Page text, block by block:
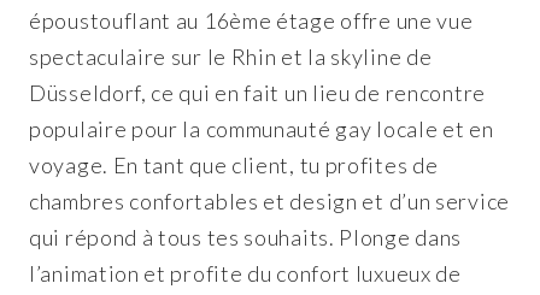
époustouflant au 16ème étage offre une vue
spectaculaire sur le Rhin et la skyline de
Düsseldorf, ce qui en fait un lieu de rencontre
populaire pour la communauté gay locale et en
voyage. En tant que client, tu profites de
chambres confortables et design et d’un service
qui répond à tous tes souhaits. Plonge dans
l’animation et profite du confort luxueux de